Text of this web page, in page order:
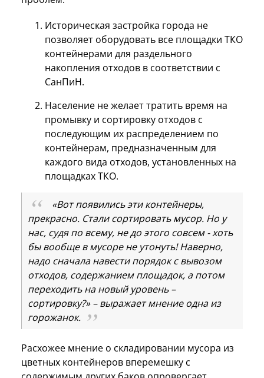
Историческая застройка города не
позволяет оборудовать все площадки ТКО
контейнерами для раздельного
накопления отходов в соответствии с
СанПиН.
Население не желает тратить время на
промывку и сортировку отходов с
последующим их распределением по
контейнерам, предназначенным для
каждого вида отходов, установленных на
площадках ТКО.
«Вот появились эти контейнеры,
прекрасно. Стали сортировать мусор. Но у
нас, судя по всему, не до этого совсем - хоть
бы вообще в мусоре не утонуть! Наверно,
надо сначала навести порядок с вывозом
отходов, содержанием площадок, а потом
переходить на новый уровень –
сортировку?» – выражает мнение одна из
горожанок.
Расхожее мнение о складировании мусора из
цветных контейнеров вперемешку с